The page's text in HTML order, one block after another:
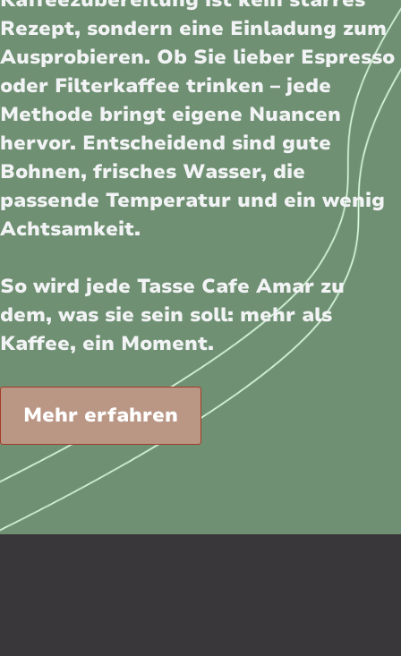
Rezept, sondern eine Einladung zum
Ausprobieren. Ob Sie lieber Espresso
oder Filterkaffee trinken – jede
Methode bringt eigene Nuancen
hervor. Entscheidend sind gute
Bohnen, frisches Wasser, die
passende Temperatur und ein wenig
Achtsamkeit.
So wird jede Tasse Cafe Amar zu
dem, was sie sein soll: mehr als
Kaffee, ein Moment.
Mehr erfahren